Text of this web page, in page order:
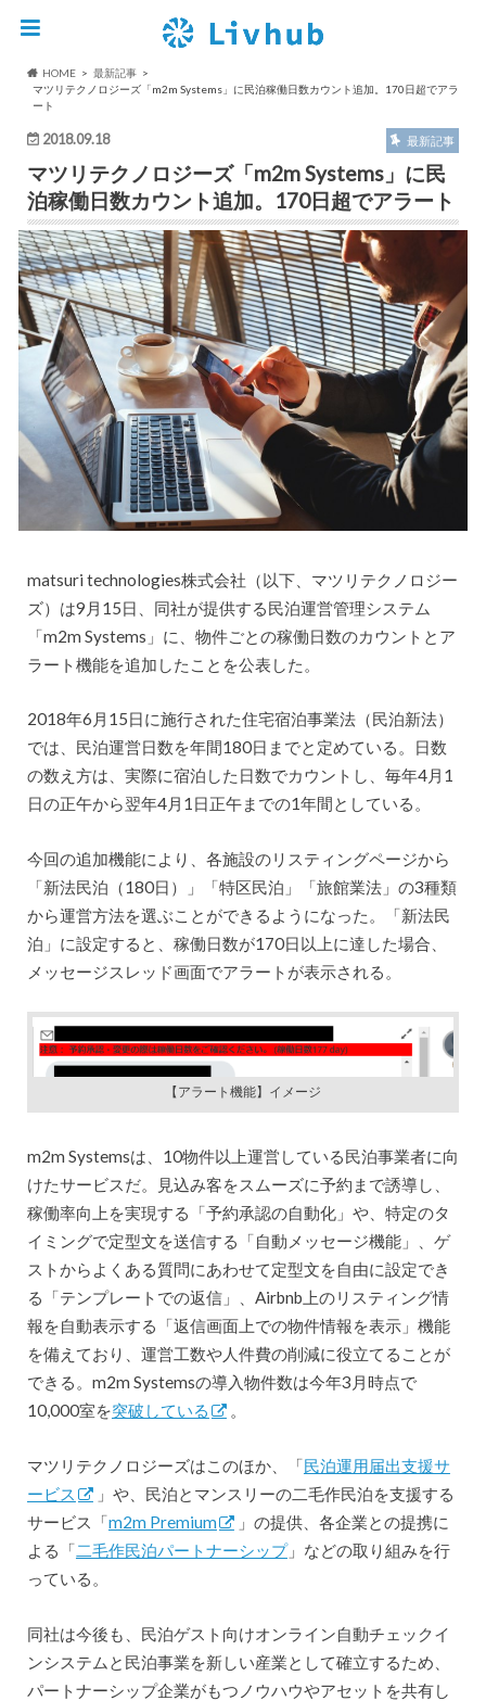
HOME
最新記事
マツリテクノロジーズ「m2m Systems」に民泊稼働日数カウント追加。170日超でアラ
ート
2018.09.18 最新記事
マツリテクノロジーズ「m2m Systems」に民
泊稼働日数カウント追加。170日超でアラート
matsuri technologies株式会社（以下、マツリテクノロジー
ズ）は9月15日、同社が提供する民泊運営管理システム
「m2m Systems」に、物件ごとの稼働日数のカウントとア
ラート機能を追加したことを公表した。
2018年6月15日に施行された住宅宿泊事業法（民泊新法）
では、民泊運営日数を年間180日までと定めている。日数
の数え方は、実際に宿泊した日数でカウントし、毎年4月1
日の正午から翌年4月1日正午までの1年間としている。
今回の追加機能により、各施設のリスティングページから
「新法民泊（180日）」「特区民泊」「旅館業法」の3種類
から運営方法を選ぶことができるようになった。「新法民
泊」に設定すると、稼働日数が170日以上に達した場合、
メッセージスレッド画面でアラートが表示される。
【アラート機能】イメージ
m2m Systemsは、10物件以上運営している民泊事業者に向
けたサービスだ。見込み客をスムーズに予約まで誘導し、
稼働率向上を実現する「予約承認の自動化」や、特定のタ
イミングで定型文を送信する「自動メッセージ機能」、ゲ
ストからよくある質問にあわせて定型文を自由に設定でき
る「テンプレートでの返信」、Airbnb上のリスティング情
報を自動表示する「返信画面上での物件情報を表示」機能
を備えており、運営工数や人件費の削減に役立てることが
できる。m2m Systemsの導入物件数は今年3月時点で
10,000室を突破している 。
マツリテクノロジーズはこのほか、「民泊運用届出支援サ
ービス
」や、民泊とマンスリーの二毛作民泊を支援する
サービス「m2m Premium
」の提供、各企業との提携に
よる「二毛作民泊パートナーシップ」などの取り組みを行
っている。
同社は今後も、民泊ゲスト向けオンライン自動チェックイ
ンシステムと民泊事業を新しい産業として確立するため、
パートナーシップ企業がもつノウハウやアセットを共有し